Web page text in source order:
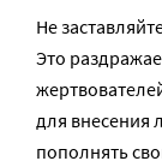
Не
Это
для внесения
пополнять